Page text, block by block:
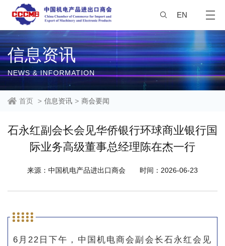
EN
信息资讯
NEWS & INFORMATION
首页 > 信息资讯 > 商会要闻
石永红副会长会见华侨银行环球商业银行国
际业务高级董事总经理陈在杰一行
来源：中国机电产品进出口商会 时间：2026-06-23
6月22日下午，中国机电商会副会长石永红会见